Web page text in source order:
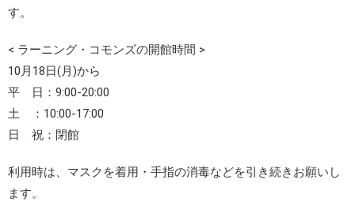
す。
< ラーニング・コモンズの開館時間 >
10月18日(月)から
平 日：9:00-20:00
土 ：10:00-17:00
日 祝：閉館
利用時は、マスクを着用・手指の消毒などを引き続きお願いし
ます。